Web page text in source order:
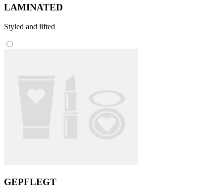
LAMINATED
Styled and lifted
GEPFLEGT